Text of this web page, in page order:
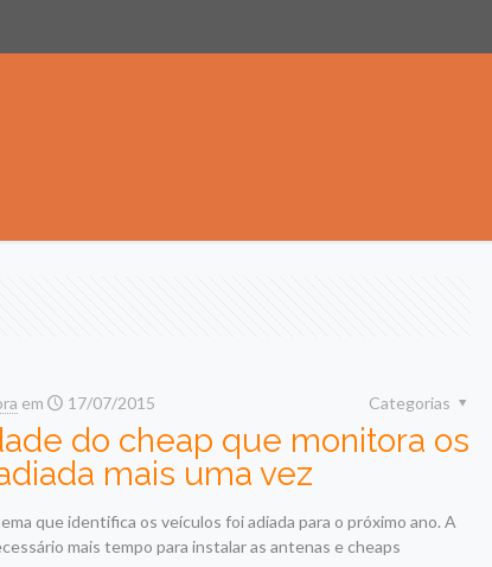
em 17/07/2015 Categorias
do cheap que monitora os
mais uma vez
que identifica os veículos foi adiada para o próximo ano. A
mais tempo para instalar as antenas e cheaps